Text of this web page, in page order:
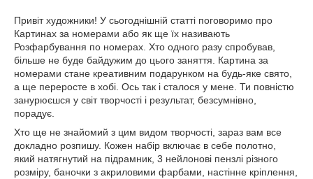
Привіт художники! У сьогоднішній статті поговоримо про
Картинах за номерами або як ще їх називають
Розфарбування по номерах. Хто одного разу спробував,
більше не буде байдужим до цього заняття. Картина за
номерами стане креативним подарунком на будь-яке свято,
а ще переросте в хобі. Ось так і сталося у мене. Ти повністю
занурюєшся у світ творчості і результат, безсумнівно,
порадує.
Хто ще не знайомий з цим видом творчості, зараз вам все
докладно розпишу. Кожен набір включає в себе полотно,
який натягнутий на підрамник, 3 нейлонові пензлі різного
розміру, баночки з акриловими фарбами, настінне кріплення,